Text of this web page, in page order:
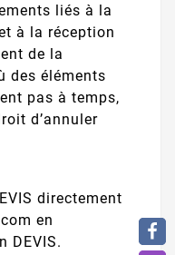
liés à la
à la réception
de la
des éléments
pas à temps,
d’annuler
directement
en
DEVIS.